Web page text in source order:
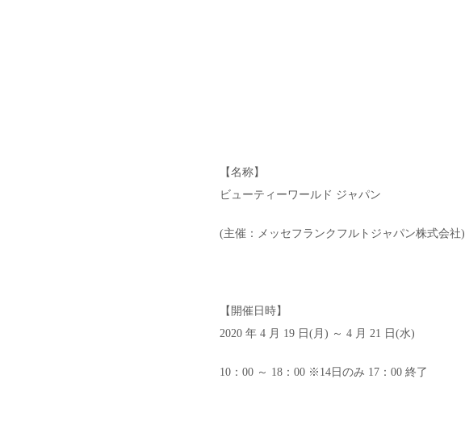
【名称】
ビューティーワールド ジャパン
(主催：メッセフランクフルトジャパン株式会社)
【開催日時】
2020 年 4 月 19 日(月) ～ 4 月 21 日(水)
10：00 ～ 18：00 ※14日のみ 17：00 終了